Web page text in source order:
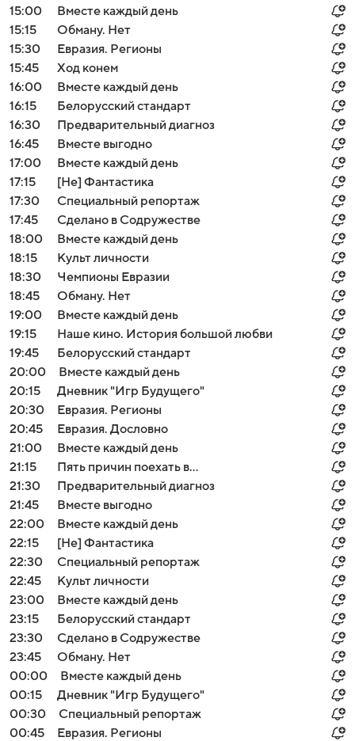
15:00
Вместе каждый день
15:15
Обману. Нет
15:30
Евразия. Регионы
15:45
Ход конем
16:00
Вместе каждый день
16:15
Белорусский стандарт
16:30
Предварительный диагноз
16:45
Вместе выгодно
17:00
Вместе каждый день
17:15
[Не] Фантастика
17:30
Специальный репортаж
17:45
Сделано в Содружестве
18:00
Вместе каждый день
18:15
Культ личности
18:30
Чемпионы Евразии
18:45
Обману. Нет
19:00
Вместе каждый день
19:15
Наше кино. История большой любви
19:45
Белорусский стандарт
20:00
Вместе каждый день
20:15
Дневник "Игр Будущего"
20:30
Евразия. Регионы
20:45
Евразия. Дословно
21:00
Вместе каждый день
21:15
Пять причин поехать в...
21:30
Предварительный диагноз
21:45
Вместе выгодно
22:00
Вместе каждый день
22:15
[Не] Фантастика
22:30
Специальный репортаж
22:45
Культ личности
23:00
Вместе каждый день
23:15
Белорусский стандарт
23:30
Сделано в Содружестве
23:45
Обману. Нет
00:00
Вместе каждый день
00:15
Дневник "Игр Будущего"
00:30
Специальный репортаж
00:45
Евразия. Регионы